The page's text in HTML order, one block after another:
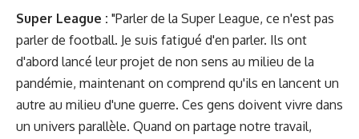
Super League : "Parler de la Super League, ce n'est pas
parler de football. Je suis fatigué d'en parler. Ils ont
d'abord lancé leur projet de non sens au milieu de la
pandémie, maintenant on comprend qu'ils en lancent un
autre au milieu d'une guerre. Ces gens doivent vivre dans
un univers parallèle. Quand on partage notre travail,